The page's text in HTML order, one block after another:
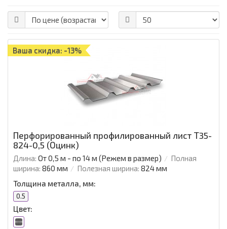
Ваша скидка: -13%
Перфорированный профилированный лист Т35-
824-0,5 (Оцинк)
Длина: От 0,5 м - по 14 м (Режем в размер)
Полная
ширина: 860 мм Полезная ширина: 824 мм
Толщина металла, мм:
0.5
Цвет: